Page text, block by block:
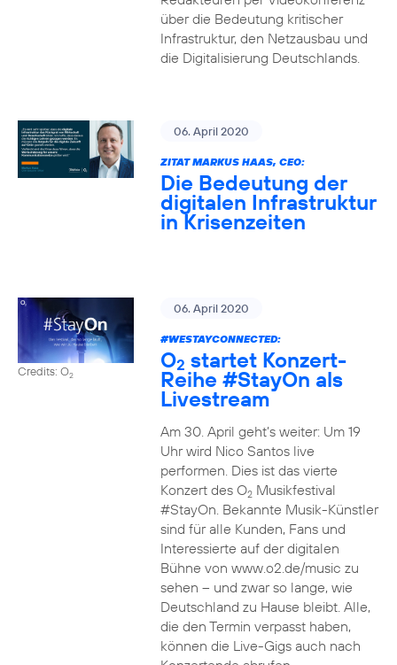
über die Bedeutung kritischer
Infrastruktur, den Netzausbau und
die Digitalisierung Deutschlands.
06. April 2020
ZITAT MARKUS HAAS, CEO:
Die Bedeutung der
digitalen Infrastruktur
in Krisenzeiten
Credits: O2
06. April 2020
#WESTAYCONNECTED:
O2 startet Konzert-
Reihe #StayOn als
Livestream
Am 30. April geht’s weiter: Um 19
Uhr wird Nico Santos live
performen. Dies ist das vierte
Konzert des O2Musikfestival
#StayOn. Bekannte Musik-Künstler
sind für alle Kunden, Fans und
Interessierte auf der digitalen
Bühne von www.o2.de/music zu
sehen – und zwar so lange, wie
Deutschland zu Hause bleibt. Alle,
die den Termin verpasst haben,
können die Live-Gigs auch nach